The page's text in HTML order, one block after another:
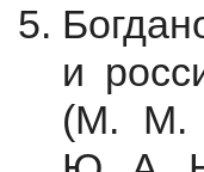
и
(М. М.